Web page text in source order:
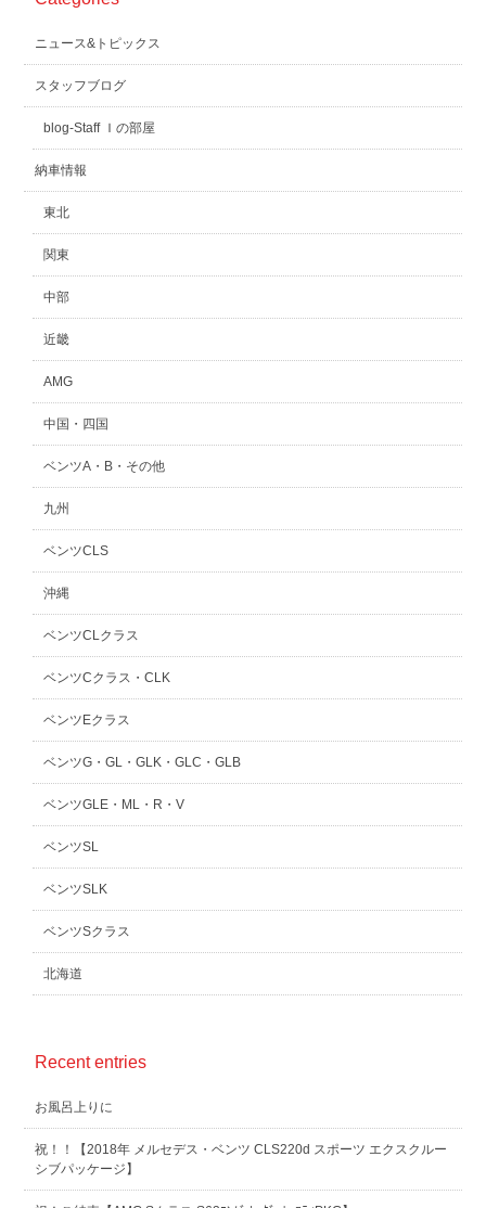
ニュース&トピックス
スタッフブログ
blog-Staff Ｉの部屋
納車情報
東北
関東
中部
近畿
AMG
中国・四国
ベンツA・B・その他
九州
ベンツCLS
沖縄
ベンツCLクラス
ベンツCクラス・CLK
ベンツEクラス
ベンツG・GL・GLK・GLC・GLB
ベンツGLE・ML・R・V
ベンツSL
ベンツSLK
ベンツSクラス
北海道
Recent entries
お風呂上りに
祝！！【2018年 メルセデス・ベンツ CLS220d スポーツ エクスクルー
シブパッケージ】